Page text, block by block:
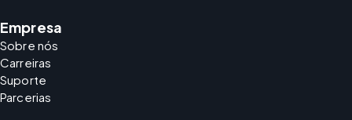
Empresa
Sobre nós
Carreiras
Suporte
Parcerias